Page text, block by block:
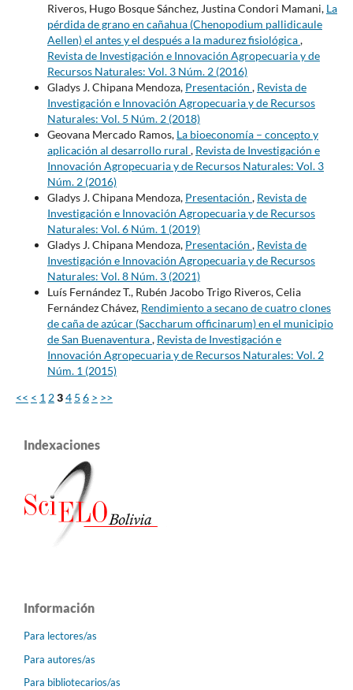
Riveros, Hugo Bosque Sánchez, Justina Condori Mamani, La
pérdida de grano en cañahua (Chenopodium pallidicaule
Aellen) el antes y el después a la madurez fisiológica,
Revista de Investigación e Innovación Agropecuaria y de
Recursos Naturales: Vol. 3 Núm. 2 (2016)
Gladys J. Chipana Mendoza, Presentación , Revista de
Investigación e Innovación Agropecuaria y de Recursos
Naturales: Vol. 5 Núm. 2 (2018)
Geovana Mercado Ramos, La bioeconomía – concepto y
aplicación al desarrollo rural , Revista de Investigación e
Innovación Agropecuaria y de Recursos Naturales: Vol. 3
Núm. 2 (2016)
Gladys J. Chipana Mendoza, Presentación , Revista de
Investigación e Innovación Agropecuaria y de Recursos
Naturales: Vol. 6 Núm. 1 (2019)
Gladys J. Chipana Mendoza, Presentación , Revista de
Investigación e Innovación Agropecuaria y de Recursos
Naturales: Vol. 8 Núm. 3 (2021)
Luís Fernández T., Rubén Jacobo Trigo Riveros, Celia
Fernández Chávez, Rendimiento a secano de cuatro clones
de caña de azúcar (Saccharum officinarum) en el municipio
de San Buenaventura, Revista de Investigación e
Innovación Agropecuaria y de Recursos Naturales: Vol. 2
Núm. 1 (2015)
<< < 1 234 5 6 > >>
Indexaciones
Información
Para lectores/as
Para autores/as
Para bibliotecarios/as